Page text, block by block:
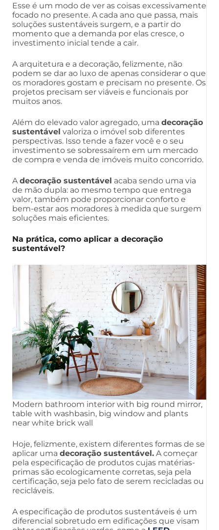
Esse é um modo de ver as coisas excessivamente
focado no presente. A cada ano que passa, mais
soluções sustentáveis surgem, e a partir do
momento que a demanda por elas cresce, o
investimento inicial tende a cair.
A arquitetura e a decoração, felizmente, não
podem se dar ao luxo de apenas considerar o que
os moradores gostam e precisam no presente. Os
projetos precisam ser viáveis e funcionais por
muitos anos.
Além do elevado valor agregado, uma decoração
sustentável valoriza o imóvel sob diferentes
perspectivas. Isso tende a fazer você e o seu
investimento se sobressaírem em um mercado
de compra e venda de imóveis muito concorrido.
A decoração sustentável acaba sendo uma via
de mão dupla: ao mesmo tempo que entrega
valor, também pode proporcionar conforto e
bem-estar aos moradores à medida que surgem
soluções mais eficientes.
Na prática, como aplicar a decoração
sustentável?
Modern bathroom interior with big round mirror,
table with washbasin, big window and plants
near white brick wall
Hoje, felizmente, existem diferentes formas de se
aplicar uma decoração sustentável. A começar
pela especificação de produtos cujas matérias-
primas são ecologicamente corretas, seja pela
certificação, seja pelo fato de serem recicladas ou
recicláveis.
A especificação de produtos sustentáveis é um
diferencial sobretudo em edificações que visam